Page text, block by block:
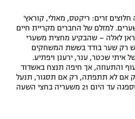
זרים: ריקטס, מאולי, קוראץ'
למזלם של החברים מקריית חיים
בן 33 – מהראן לאלה – שהבקיע מחצית משערי
רק שער בודד בששת המשחקים
איתי שכטר, ענר, ירענן ויפתיע.
והתעוזה, אך חיפה תנצח באשדוד
אם לא תתפתה, רק אם תסגור, תנעל
ותתיש את אשדוד – זו שספגה עד היום 21 משעריה בחצי השעה